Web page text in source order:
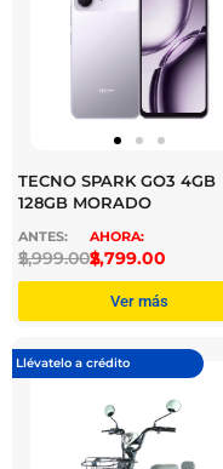
TECNO SPARK GO3 4GB
128GB MORADO
$
2,999.00$
2,799.00
Ver más
Llévatelo a crédito